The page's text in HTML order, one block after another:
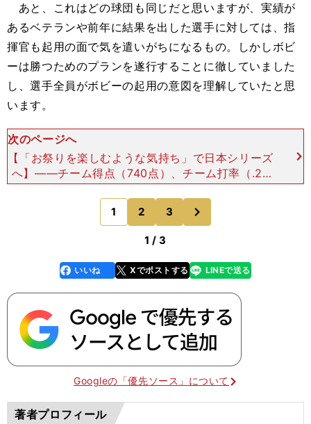
あと、これはどの球団も同じだと思いますが、実績が
あるベテランや前年に結果を出した選手に対しては、指
揮官も起用の面で気を遣いがちになるもの。しかしボビ
ーは勝つためのプランを遂行することに徹していました
し、選手全員がボビーの起用の意図を理解していたと思
います。
次のページへ
【「お祭りを楽しむような気持ち」で日本シリーズ
へ】――チーム得点（740点）、チーム打率（.28
2）、チーム出塁率（.347）、チーム盗塁数（101
個）などはリーグトップ。打ち出すととまらない打
線で
1 2 3
1 / 3
faceboo
k
いいね Xでポストする
line LINEで送る
Googleの「優先ソース」について
著者プロフィール